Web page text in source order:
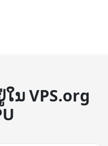
ນ VPS.org